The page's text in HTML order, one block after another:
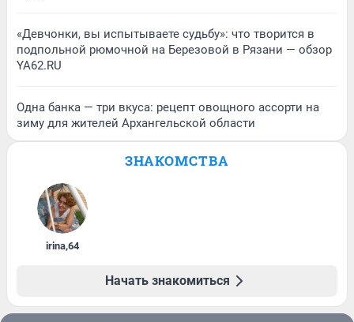
«Девчонки, вы испытываете судьбу»: что творится в
подпольной рюмочной на Березовой в Рязани — обзор
YA62.RU
Одна банка — три вкуса: рецепт овощного ассорти на
зиму для жителей Архангельской области
ЗНАКОМСТВА
irina,64
Начать знакомиться